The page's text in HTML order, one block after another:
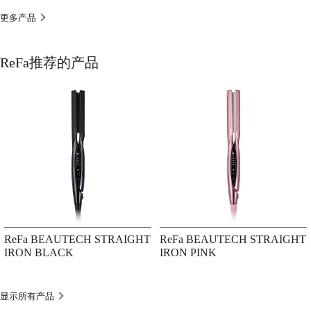
更多产品
ReFa推荐的产品
ReFa BEAUTECH STRAIGHT
IRON BLACK
ReFa BEAUTECH STRAIGHT
IRON PINK
显示所有产品